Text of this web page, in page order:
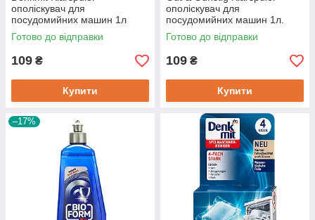
ополіскувач для
посудомийних машин 1л
Готово до відправки
109 ₴
Купити
ополіскувач для
посудомийних машин 1л.
Німеччина
Готово до відправки
109 ₴
Купити
–17%